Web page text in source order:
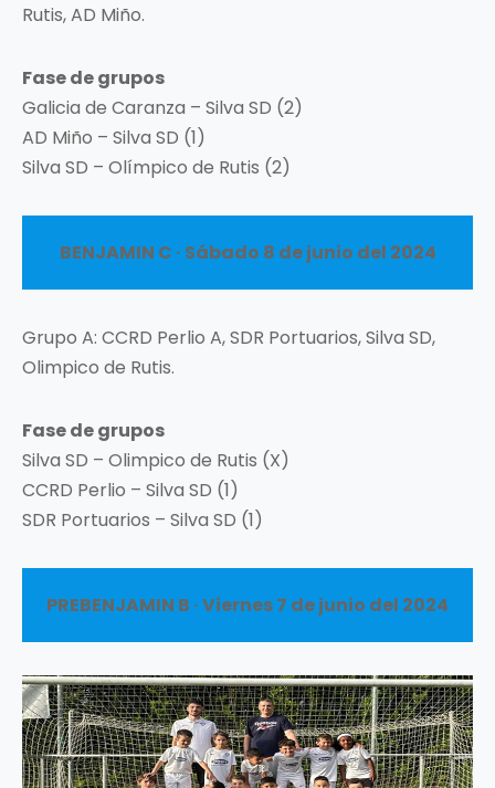
Rutis, AD Miño.
Fase de grupos
Galicia de Caranza – Silva SD (2)
AD Miño – Silva SD (1)
Silva SD – Olímpico de Rutis (2)
BENJAMIN C · Sábado 8 de junio del 2024
Grupo A: CCRD Perlio A, SDR Portuarios, Silva SD,
Olimpico de Rutis.
Fase de grupos
Silva SD – Olimpico de Rutis (X)
CCRD Perlio – Silva SD (1)
SDR Portuarios – Silva SD (1)
PREBENJAMIN B · Viernes 7 de junio del 2024